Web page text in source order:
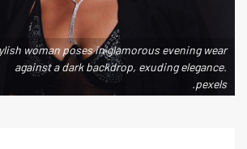
woman poses in glamorous evening wear
against a dark backdrop, exuding elegance.
.pexels